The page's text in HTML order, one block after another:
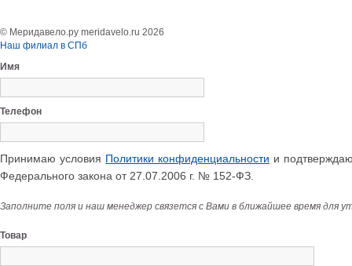
© Меридавело.ру meridavelo.ru 2026
Наш филиал в СПб
Имя
Телефон
Принимаю условия Политики конфиденциальности и
Федерального закона от 27.07.2006 г. № 152-ФЗ.
Заполните поля и наш менеджер связется с Вами в ближайшее время для
Товар